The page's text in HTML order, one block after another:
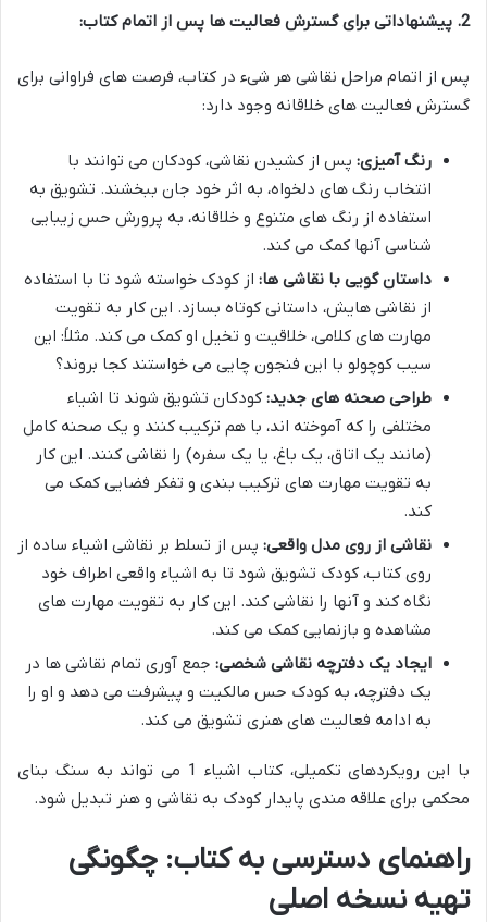
2. پیشنهاداتی برای گسترش فعالیت ها پس از اتمام کتاب:
پس از اتمام مراحل نقاشی هر شیء در کتاب، فرصت های فراوانی برای
گسترش فعالیت های خلاقانه وجود دارد:
رنگ آمیزی: پس از کشیدن نقاشی، کودکان می توانند با
انتخاب رنگ های دلخواه، به اثر خود جان ببخشند. تشویق به
استفاده از رنگ های متنوع و خلاقانه، به پرورش حس زیبایی
شناسی آنها کمک می کند.
داستان گویی با نقاشی ها: از کودک خواسته شود تا با استفاده
از نقاشی هایش، داستانی کوتاه بسازد. این کار به تقویت
مهارت های کلامی، خلاقیت و تخیل او کمک می کند. مثلاً: این
سیب کوچولو با این فنجون چایی می خواستند کجا بروند؟
طراحی صحنه های جدید: کودکان تشویق شوند تا اشیاء
مختلفی را که آموخته اند، با هم ترکیب کنند و یک صحنه کامل
(مانند یک اتاق، یک باغ، یا یک سفره) را نقاشی کنند. این کار
به تقویت مهارت های ترکیب بندی و تفکر فضایی کمک می
کند.
نقاشی از روی مدل واقعی: پس از تسلط بر نقاشی اشیاء ساده از
روی کتاب، کودک تشویق شود تا به اشیاء واقعی اطراف خود
نگاه کند و آنها را نقاشی کند. این کار به تقویت مهارت های
مشاهده و بازنمایی کمک می کند.
ایجاد یک دفترچه نقاشی شخصی: جمع آوری تمام نقاشی ها در
یک دفترچه، به کودک حس مالکیت و پیشرفت می دهد و او را
به ادامه فعالیت های هنری تشویق می کند.
با این رویکردهای تکمیلی، کتاب اشیاء 1 می تواند به سنگ بنای
محکمی برای علاقه مندی پایدار کودک به نقاشی و هنر تبدیل شود.
راهنمای دسترسی به کتاب: چگونگی
تهیه نسخه اصلی